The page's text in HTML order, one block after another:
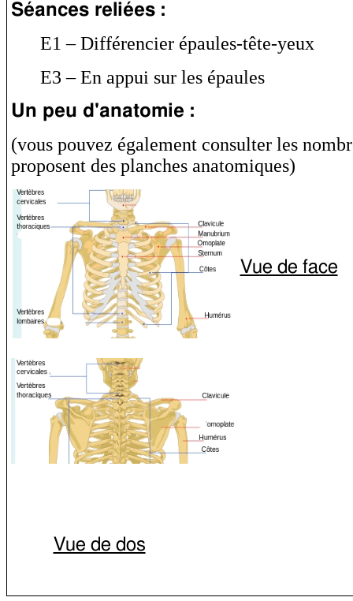
Séances reliées :
E1 – Différencier épaules-tête-yeux
E3 – En appui sur les épaules
Un peu d'anatomie :
(vous pouvez également consulter les
proposent des planches anatomiques)
Vue de face
Vue de dos